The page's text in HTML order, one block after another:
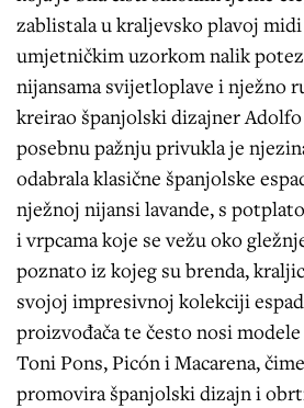
zablistala u kraljevsko plavoj
umjetničkim uzorkom nalik
nijansama svijetloplave i nježno
kreirao španjolski dizajner
posebnu pažnju privukla je
odabrala klasične španjolske
nježnoj nijansi lavande, s
i vrpcama koje se vežu oko
poznato iz kojeg su brenda,
svojoj impresivnoj kolekciji
proizvođača te često nosi
Toni Pons, Picón i Macarena,
promovira španjolski dizajn i